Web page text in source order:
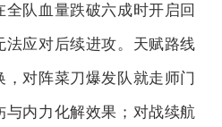
队血量跌破六成时开启回
法应对后续进攻。天赋路线
对阵菜刀爆发队就走师门
内力化解效果；对战续航